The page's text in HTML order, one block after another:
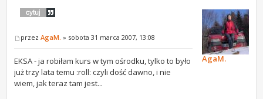
przezAgaM. » sobota 31 marca 2007, 13:08
EKSA - ja robiłam kurs w tym ośrodku, tylko to było
już trzy lata temu :roll: czyli dość dawno, i nie
wiem, jak teraz tam jest...
AgaM.